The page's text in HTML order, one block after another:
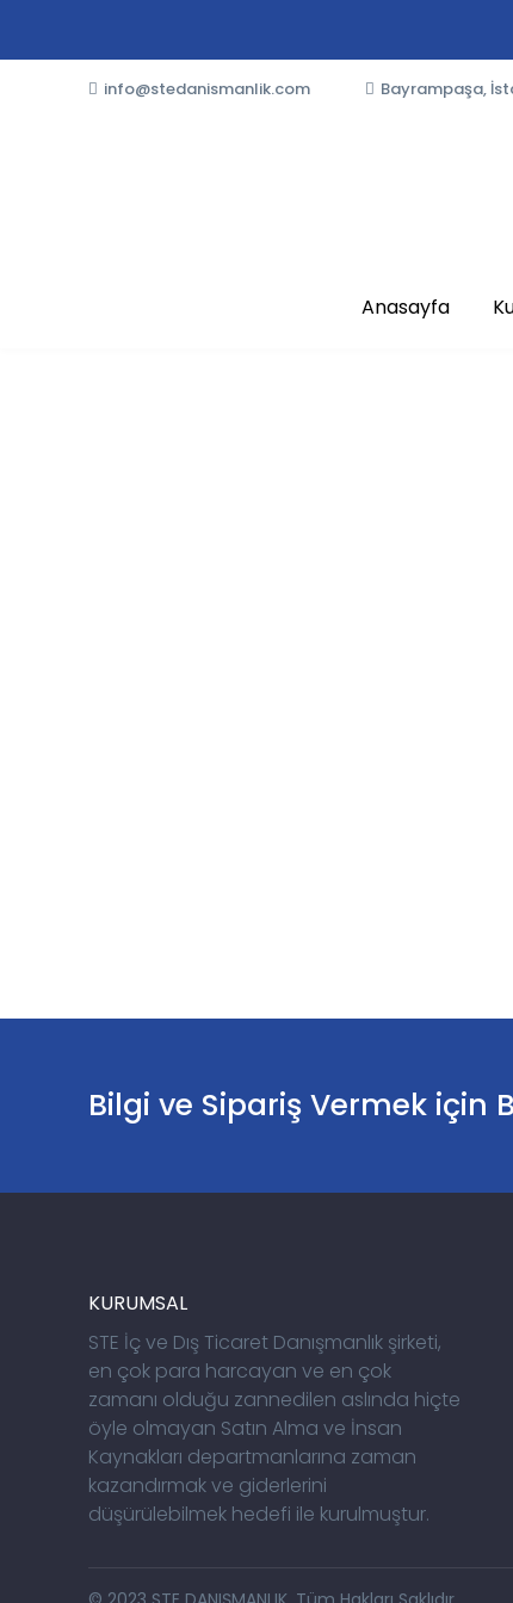
info@stedanismanlik.com Bayrampaşa,
Anasayfa
Bilgi ve Sipariş Vermek için
KURUMSAL
STE İç ve Dış Ticaret Danışmanlık şirketi,
en çok para harcayan ve en çok
zamanı olduğu zannedilen aslında hiçte
öyle olmayan Satın Alma ve İnsan
Kaynakları departmanlarına zaman
kazandırmak ve giderlerini
düşürülebilmek hedefi ile kurulmuştur.